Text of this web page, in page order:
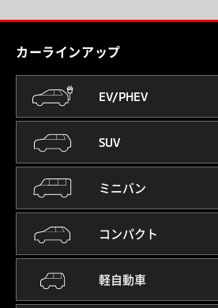
カーラインアップ
EV/PHEV
SUV
ミニバン
コンパクト
軽自動車